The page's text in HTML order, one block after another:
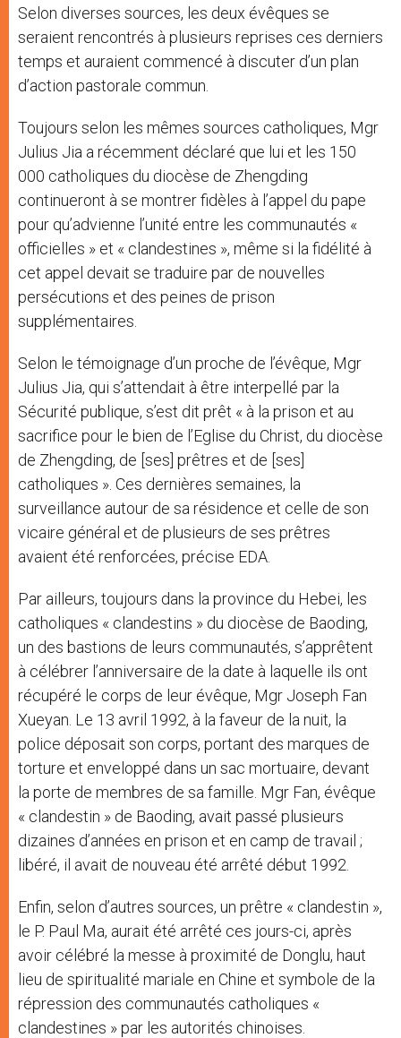
Selon diverses sources, les deux évêques se
seraient rencontrés à plusieurs reprises ces derniers
temps et auraient commencé à discuter d’un plan
d’action pastorale commun.
Toujours selon les mêmes sources catholiques, Mgr
Julius Jia a récemment déclaré que lui et les 150
000 catholiques du diocèse de Zhengding
continueront à se montrer fidèles à l’appel du pape
pour qu’advienne l’unité entre les communautés «
officielles » et « clandestines », même si la fidélité à
cet appel devait se traduire par de nouvelles
persécutions et des peines de prison
supplémentaires.
Selon le témoignage d’un proche de l’évêque, Mgr
Julius Jia, qui s’attendait à être interpellé par la
Sécurité publique, s’est dit prêt « à la prison et au
sacrifice pour le bien de l’Eglise du Christ, du diocèse
de Zhengding, de [ses] prêtres et de [ses]
catholiques ». Ces dernières semaines, la
surveillance autour de sa résidence et celle de son
vicaire général et de plusieurs de ses prêtres
avaient été renforcées, précise EDA.
Par ailleurs, toujours dans la province du Hebei, les
catholiques « clandestins » du diocèse de Baoding,
un des bastions de leurs communautés, s’apprêtent
à célébrer l’anniversaire de la date à laquelle ils ont
récupéré le corps de leur évêque, Mgr Joseph Fan
Xueyan. Le 13 avril 1992, à la faveur de la nuit, la
police déposait son corps, portant des marques de
torture et enveloppé dans un sac mortuaire, devant
la porte de membres de sa famille. Mgr Fan, évêque
« clandestin » de Baoding, avait passé plusieurs
dizaines d’années en prison et en camp de travail ;
libéré, il avait de nouveau été arrêté début 1992.
Enfin, selon d’autres sources, un prêtre « clandestin »,
le P. Paul Ma, aurait été arrêté ces jours-ci, après
avoir célébré la messe à proximité de Donglu, haut
lieu de spiritualité mariale en Chine et symbole de la
répression des communautés catholiques «
clandestines » par les autorités chinoises.